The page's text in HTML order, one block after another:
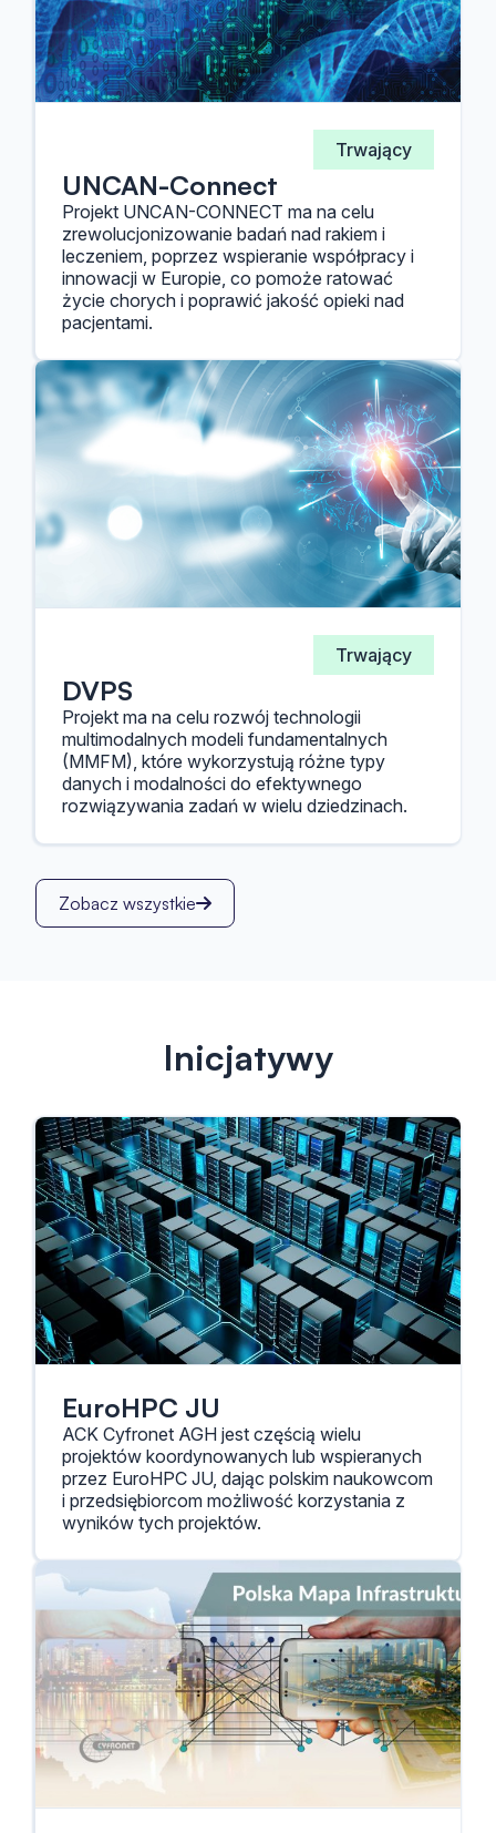
Trwający
UNCAN-Connect
Projekt UNCAN-CONNECT ma na celu
zrewolucjonizowanie badań nad rakiem i
leczeniem, poprzez wspieranie współpracy i
innowacji w Europie, co pomoże ratować
życie chorych i poprawić jakość opieki nad
pacjentami.
Trwający
DVPS
Projekt ma na celu rozwój technologii
multimodalnych modeli fundamentalnych
(MMFM), które wykorzystują różne typy
danych i modalności do efektywnego
rozwiązywania zadań w wielu dziedzinach.
Zobacz wszystkie
Inicjatywy
EuroHPC JU
ACK Cyfronet AGH jest częścią wielu
projektów koordynowanych lub wspieranych
przez EuroHPC JU, dając polskim naukowcom
i przedsiębiorcom możliwość korzystania z
wyników tych projektów.